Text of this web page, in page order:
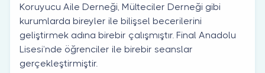
Koruyucu Aile Derneği, Mülteciler Derneği gibi
kurumlarda bireyler ile bilişsel becerilerini
geliştirmek adına birebir çalışmıştır. Final Anadolu
Lisesi’nde öğrenciler ile birebir seanslar
gerçekleştirmiştir.